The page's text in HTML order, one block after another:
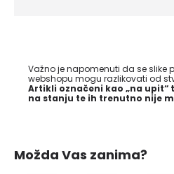
Važno je napomenuti da se slike
webshopu mogu razlikovati od
Artikli označeni kao „na
na stanju te ih trenutno nije
Možda Vas zanima?